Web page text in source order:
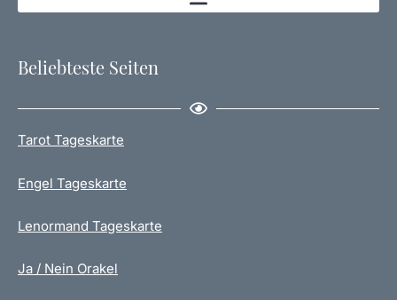
Beliebteste Seiten
Tarot Tageskarte
Engel Tageskarte
Lenormand Tageskarte
Ja / Nein Orakel